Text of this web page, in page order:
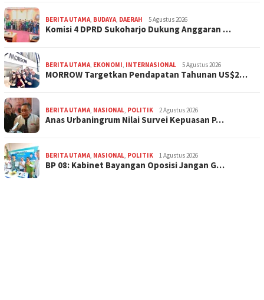
BERITA UTAMA, BUDAYA, DAERAH 5 Agustus 2026
Komisi 4 DPRD Sukoharjo Dukung Anggaran …
BERITA UTAMA, EKONOMI, INTERNASIONAL 5 Agustus 2026
MORROW Targetkan Pendapatan Tahunan US$2…
BERITA UTAMA, NASIONAL, POLITIK 2 Agustus 2026
Anas Urbaningrum Nilai Survei Kepuasan P…
BERITA UTAMA, NASIONAL, POLITIK 1 Agustus 2026
BP 08: Kabinet Bayangan Oposisi Jangan G…